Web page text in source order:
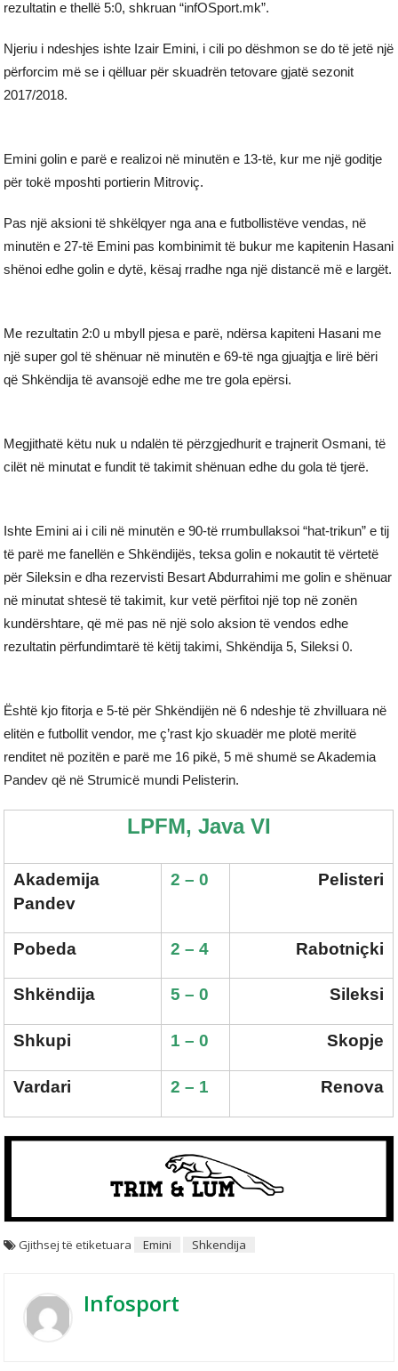
rezultatin e thellë 5:0, shkruan “infOSport.mk”.
Njeriu i ndeshjes ishte Izair Emini, i cili po dëshmon se do të jetë një
përforcim më se i qëlluar për skuadrën tetovare gjatë sezonit
2017/2018.
Emini golin e parë e realizoi në minutën e 13-të, kur me një goditje
për tokë mposhti portierin Mitroviç.
Pas një aksioni të shkëlqyer nga ana e futbollistëve vendas, në
minutën e 27-të Emini pas kombinimit të bukur me kapitenin Hasani
shënoi edhe golin e dytë, kësaj rradhe nga një distancë më e largët.
Me rezultatin 2:0 u mbyll pjesa e parë, ndërsa kapiteni Hasani me
një super gol të shënuar në minutën e 69-të nga gjuajtja e lirë bëri
që Shkëndija të avansojë edhe me tre gola epërsi.
Megjithatë këtu nuk u ndalën të përzgjedhurit e trajnerit Osmani, të
cilët në minutat e fundit të takimit shënuan edhe du gola të tjerë.
Ishte Emini ai i cili në minutën e 90-të rrumbullaksoi “hat-trikun” e tij
të parë me fanellën e Shkëndijës, teksa golin e nokautit të vërtetë
për Sileksin e dha rezervisti Besart Abdurrahimi me golin e shënuar
në minutat shtesë të takimit, kur vetë përfitoi një top në zonën
kundërshtare, që më pas në një solo aksion të vendos edhe
rezultatin përfundimtarë të këtij takimi, Shkëndija 5, Sileksi 0.
Është kjo fitorja e 5-të për Shkëndijën në 6 ndeshje të zhvilluara në
elitën e futbollit vendor, me ç’rast kjo skuadër me plotë meritë
renditet në pozitën e parë me 16 pikë, 5 më shumë se Akademia
Pandev që në Strumicë mundi Pelisterin.
LPFM, Java VI
Akademija
Pandev
2 – 0 Pelisteri
Pobeda 2 – 4 Rabotniçki
Shkëndija 5 – 0 Sileksi
Shkupi 1 – 0 Skopje
Vardari 2 – 1 Renova
Gjithsej të etiketuara Emini Shkendija
Infosport